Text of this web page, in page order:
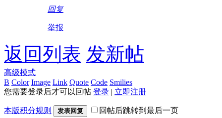
回复
举报
返回列表 发新帖
高级模式
B Color Image Link Quote Code Smilies
您需要登录后才可以回帖 登录 | 立即注册
本版积分规则 发表回复 回帖后跳转到最后一页